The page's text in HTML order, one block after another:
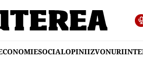
SOCIALOPINIIZVONURI